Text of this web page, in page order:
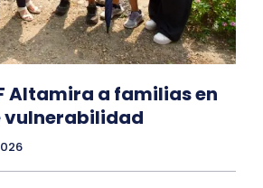
Altamira a familias en
vulnerabilidad